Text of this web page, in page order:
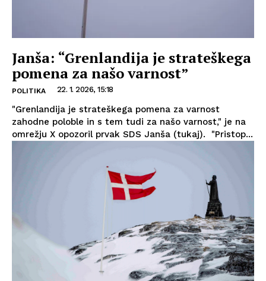
Janša: “Grenlandija je strateškega
pomena za našo varnost”
POLITIKA 22. 1. 2026, 15:18
"Grenlandija je strateškega pomena za varnost
zahodne poloble in s tem tudi za našo varnost," je na
omrežju X opozoril prvak SDS Janša (tukaj). "Pristop...